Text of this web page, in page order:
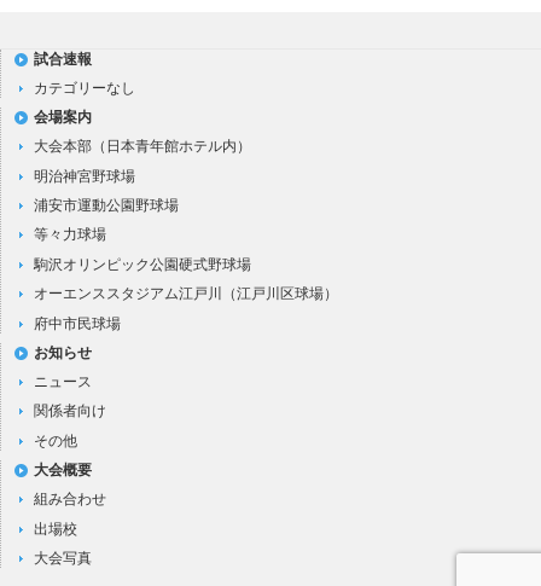
試合速報
カテゴリーなし
会場案内
大会本部（日本青年館ホテル内）
明治神宮野球場
浦安市運動公園野球場
等々力球場
駒沢オリンピック公園硬式野球場
オーエンススタジアム江戸川（江戸川区球場）
府中市民球場
お知らせ
ニュース
関係者向け
その他
大会概要
組み合わせ
出場校
大会写真